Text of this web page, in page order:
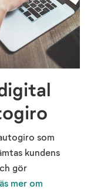
som
kundens
gör
mer om